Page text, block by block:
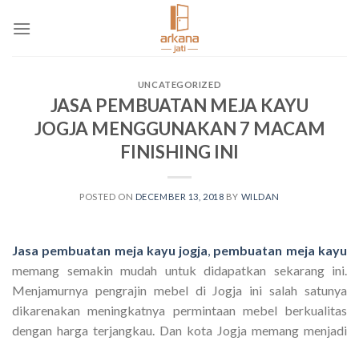
UNCATEGORIZED
JASA PEMBUATAN MEJA KAYU
JOGJA MENGGUNAKAN 7 MACAM
FINISHING INI
POSTED ON DECEMBER 13, 2018 BY WILDAN
Jasa pembuatan meja kayu jogja pembuatan meja kayu
memang semakin mudah untuk didapatkan sekarang ini.
Menjamurnya pengrajin mebel di Jogja ini salah satunya
dikarenakan meningkatnya permintaan mebel berkualitas
dengan harga terjangkau. Dan kota Jogja memang menjadi